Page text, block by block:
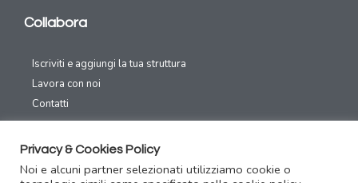
Collabora
Iscriviti e aggiungi la tua struttura
Lavora con noi
Contatti
Canali Social
Privacy & Cookies Policy
Noi e alcuni partner selezionati utilizziamo cookie o